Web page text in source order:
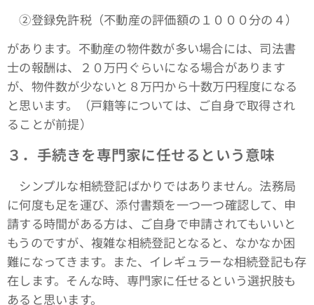
➁登録免許税（不動産の評価額の１０００分の４）
があります。不動産の物件数が多い場合には、司法書
士の報酬は、２０万円ぐらいになる場合があります
が、物件数が少ないと８万円から十数万円程度になる
と思います。（戸籍等については、ご自身で取得され
ることが前提）
３．手続きを専門家に任せるという意味
シンプルな相続登記ばかりではありません。法務局
に何度も足を運び、添付書類を一つ一つ確認して、申
請する時間がある方は、ご自身で申請されてもいいと
もうのですが、複雑な相続登記となると、なかなか困
難になってきます。また、イレギュラーな相続登記も存
在します。そんな時、専門家に任せるという選択肢も
あると思います。